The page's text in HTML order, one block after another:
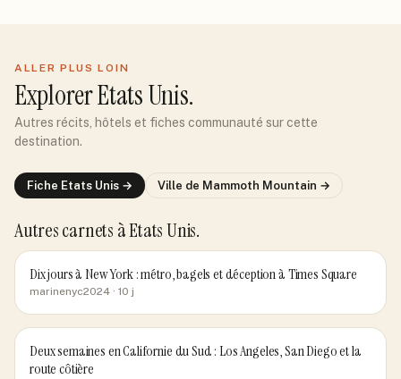
ALLER PLUS LOIN
ExplorerEtats Unis.
Autres récits, hôtels et fiches communauté sur cette
destination.
Fiche Etats Unis → Ville de Mammoth Mountain →
Autres carnets à Etats Unis.
Dix jours à New York : métro, bagels et déception à Times Square
marinenyc2024 · 10 j
Deux semaines en Californie du Sud : Los Angeles, San Diego et la
route côtière